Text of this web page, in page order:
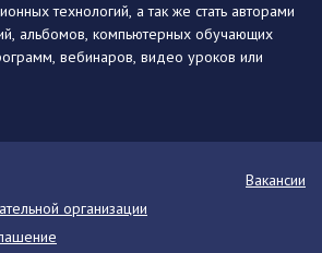
технологий, а так же стать авторами
альбомов, компьютерных обучающих
вебинаров, видео уроков или
Вакансии
организации